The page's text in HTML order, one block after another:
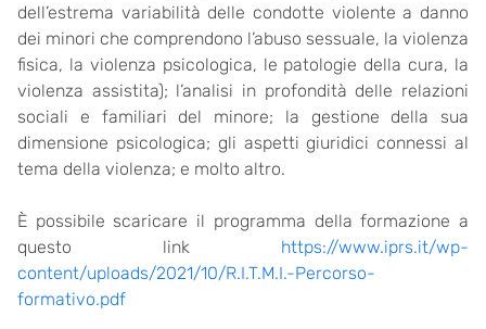
dell’estrema variabilità delle condotte violente a danno
dei minori che comprendono l’abuso sessuale, la violenza
fisica, la violenza psicologica, le patologie della cura, la
violenza assistita); l’analisi in profondità delle relazioni
sociali e familiari del minore; la gestione della sua
dimensione psicologica; gli aspetti giuridici connessi al
tema della violenza; e molto altro.
È possibile scaricare il programma della formazione a
questo link https://www.iprs.it/wp-
content/uploads/2021/10/R.I.T.M.I.-Percorso-
formativo.pdf